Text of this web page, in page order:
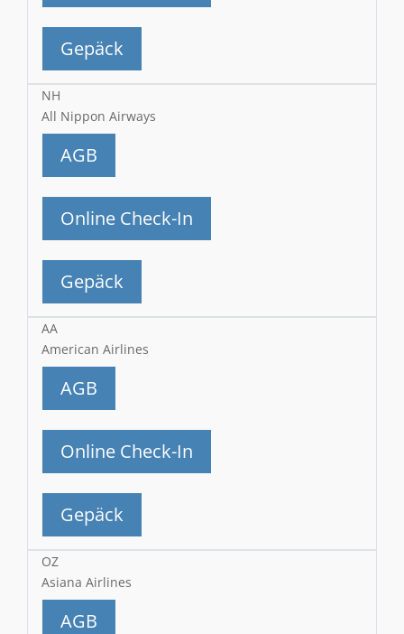
Gepäck
NH
All Nippon Airways
AGB
Online Check-In
Gepäck
AA
American Airlines
AGB
Online Check-In
Gepäck
OZ
Asiana Airlines
AGB